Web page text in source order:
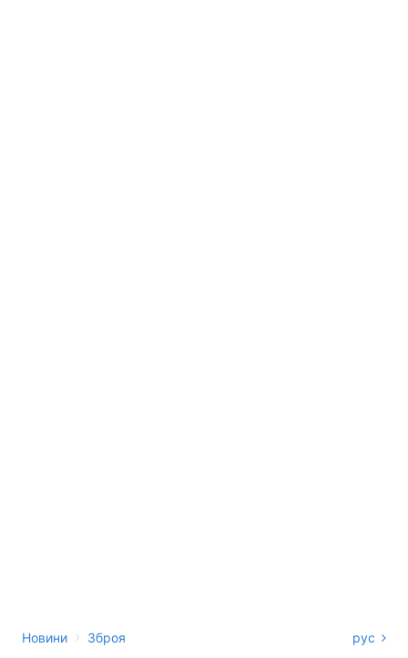
Новини › Зброя рус